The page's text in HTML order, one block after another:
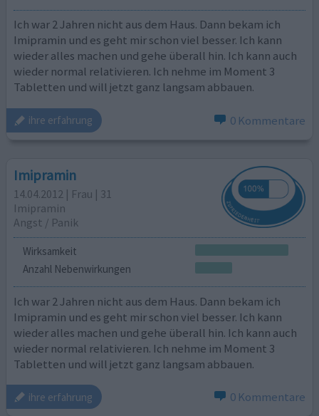
Ich war 2 Jahren nicht aus dem Haus. Dann bekam ich
Imipramin und es geht mir schon viel besser. Ich kann
wieder alles machen und gehe überall hin. Ich kann auch
wieder normal relativieren. Ich nehme im Moment 3
Tabletten und will jetzt ganz langsam abbauen.
ihre erfahrung 0 Kommentare
Imipramin
14.04.2012 | Frau | 31
Imipramin
Angst / Panik
Wirksamkeit
Anzahl Nebenwirkungen
Ich war 2 Jahren nicht aus dem Haus. Dann bekam ich
Imipramin und es geht mir schon viel besser. Ich kann
wieder alles machen und gehe überall hin. Ich kann auch
wieder normal relativieren. Ich nehme im Moment 3
Tabletten und will jetzt ganz langsam abbauen.
ihre erfahrung 0 Kommentare